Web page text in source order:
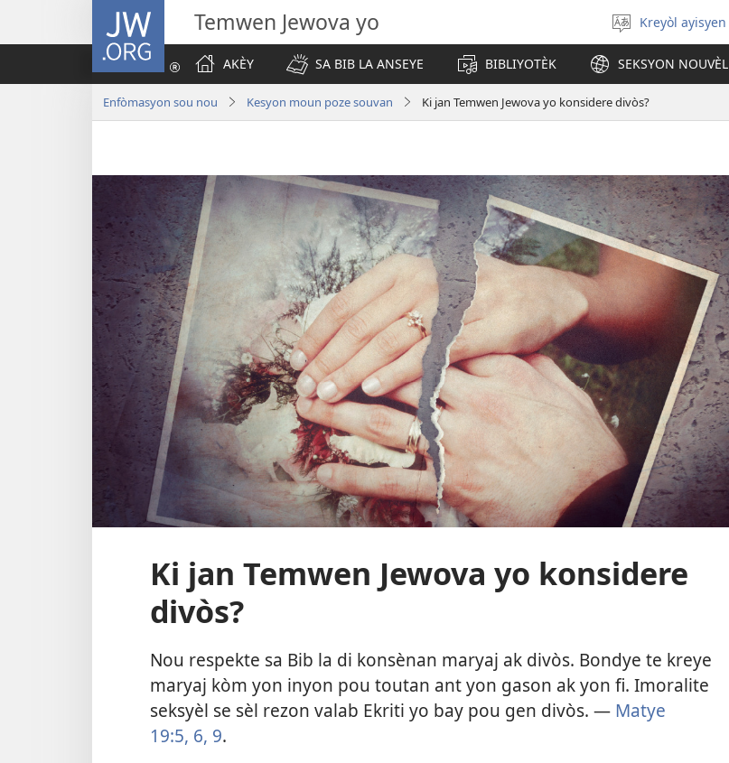
JW.ORG Temwen Jewova yo
Chwazi
lang
nan
Kreyòl ayisyen
AKÈY
SA BIB LA ANSEYE BIBLIYOTÈK SEKSYON NOUVÈL
Enfòmasyon sou nou Kesyon moun poze souvan Ki jan Temwen Jewova yo konsidere divòs?
Ki jan Temwen Jewova yo konsidere
divòs?
Nou respekte sa Bib la di konsènan maryaj ak divòs. Bondye te kreye
maryaj kòm yon inyon pou toutan ant yon gason ak yon fi. Imoralite
seksyèl se sèl rezon valab Ekriti yo bay pou gen divòs. — Matye
19:5, 6, 9.